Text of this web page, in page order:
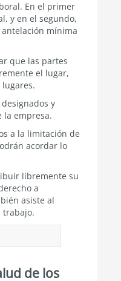
En el primer
y en el segundo,
mínima
que las partes
el lugar,
y
la empresa.
a la limitación de
acordar lo
libremente su
a
asiste al
trabajo.
de los